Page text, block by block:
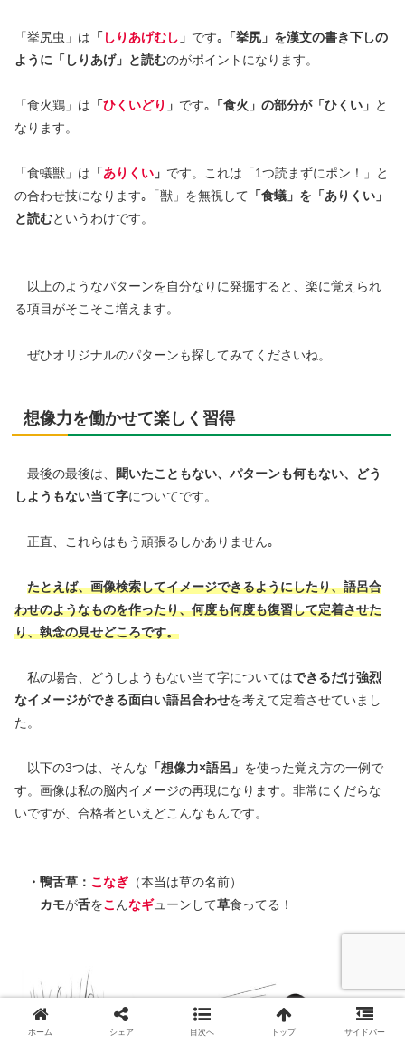
「挙尻虫」は 「 しりあげむし 」 です｡
「挙尻」を漢文の書き下しの
ように「しりあげ」と読むのがポイントになります。
「食火鶏」は 「ひくいどり 」 です｡ 「食火」の部分が「ひくい」 と
なります。
「食蟻獣」は 「ありくい 」 です。これは「1つ読まずにポン！」と
の合わせ技になります｡「獣」を無視して 「食蟻」を「ありくい」
と読むというわけです。
以上のようなパターンを自分なりに発掘すると、楽に覚えられ
る項目がそこそこ増えます。
ぜひオリジナルのパターンも探してみてくださいね。
想像力を働かせて楽しく習得
最後の最後は、
聞いたこともない、パターンも何もない、どう
しようもない当て字についてです。
正直、これらはもう頑張るしかありません｡
たとえば、画像検索してイメージできるようにしたり、語呂合
わせのようなものを作ったり、何度も何度も復習して定着させた
り、執念の見せどころです。
私の場合、どうしようもない当て字についてはできるだけ強烈
なイメージができる面白い語呂合わせを考えて定着させていまし
た。
以下の3つは、そんな 「想像力×語呂」 を使った覚え方の一例で
す。画像は私の脳内イメージの再現になります。非常にくだらな
いですが、合格者といえどこんなもんです。
・鴨舌草： こなぎ （本当は草の名前）
カモが舌をこ んなギューンして草食ってる！
ホーム シェア 目次へ トップ サイドバー